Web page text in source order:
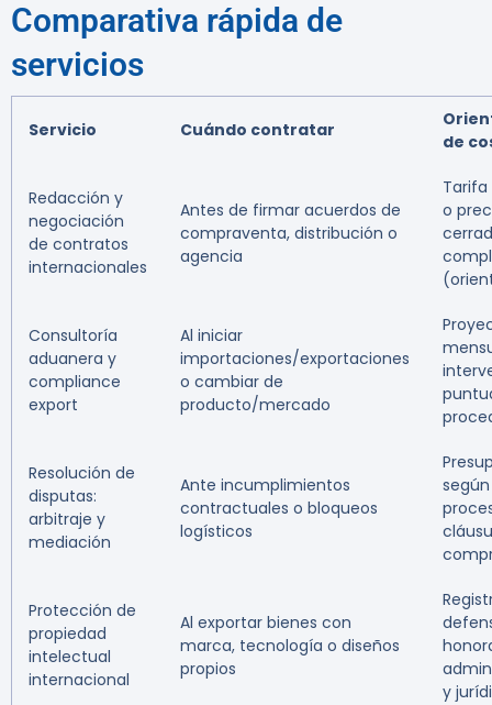
Comparativa rápida de
servicios
Servicio Cuándo contratar
de
Redacción y
negociación
de contratos
internacionales
Antes de firmar acuerdos de
compraventa, distribución o
agencia
o
Consultoría
aduanera y
compliance
export
Al iniciar
importaciones/exportaciones
o cambiar de
producto/mercado
Resolución de
disputas:
arbitraje y
mediación
Ante incumplimientos
contractuales o bloqueos
logísticos
Protección de
propiedad
intelectual
internacional
Al exportar bienes con
marca, tecnología o diseños
propios
y